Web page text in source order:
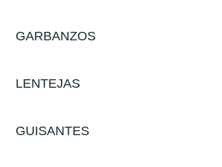
GARBANZOS
LENTEJAS
GUISANTES